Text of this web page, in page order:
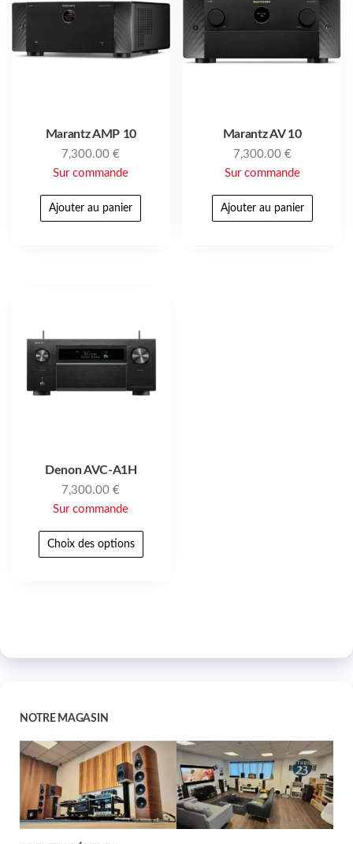
Marantz AMP 10
7,300.00€
Sur commande
Ajouter au panier
Marantz AV 10
7,300.00 €
Sur commande
Ajouter au panier
Denon AVC‑A1H
7,300.00€
Sur commande
Choix des options
NOTRE MAGASIN